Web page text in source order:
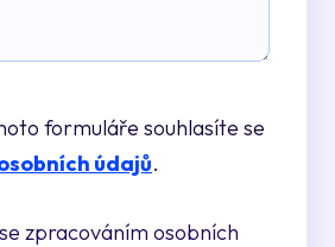
formuláře souhlasíte se
údajů.
zpracováním osobních